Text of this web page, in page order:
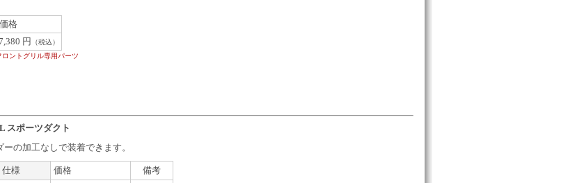
格
円
（税込）
ントグリル専用パーツ
スポーツダクト
ーの加工なしで装着できます。
仕様 価格 備考